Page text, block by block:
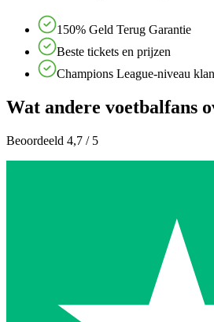
150% Geld Terug Garantie
Beste tickets en prijzen
Champions League-niveau
Wat andere voetbalfans
Beoordeeld 4,7 / 5